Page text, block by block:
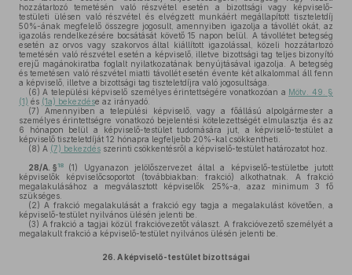
hozzátartozó temetésén való részvétel esetén a bizottsági vagy képviselő-
testületi ülésen való részvétel és elvégzett munkáért megállapított tiszteletdíj
50%-ának megfelelő összegre jogosult, amennyiben igazolja a távollét okát, az
igazolás rendelkezésére bocsátását követő 15 napon belül. A távollétet betegség
esetén az orvos vagy szakorvos által kiállított igazolással, közeli hozzátartozó
temetésén való részvétel esetén a képviselő, illetve bizottsági tag teljes bizonyító
erejű magánokiratba foglalt nyilatkozatának benyújtásával igazolja. A betegség
és temetésen való részvétel miatti távollét esetén évente két alkalommal áll fenn
a képviselő, illetve a bizottsági tag tiszteletdíjra való jogosultsága.
(6) A települési képviselő személyes érintettségére vonatkozóan a Mötv. 49. §
(1) és (1a) bekezdése az irányadó.
(7) Amennyiben a települési képviselő, vagy a főállású alpolgármester a
személyes érintettségre vonatkozó bejelentési kötelezettségét elmulasztja és az
6 hónapon belül a képviselő-testület tudomására jut, a képviselő-testület a
képviselő tiszteletdíját 12 hónapra legfeljebb 20%-kal csökkentheti.
(8) A (7) bekezdés szerinti csökkentésről a képviselő-testület határozatot hoz.
28/A. § 18 (1)
Ugyanazon jelölőszervezet által a képviselő-testületbe jutott
képviselők képviselőcsoportot (továbbiakban: frakció) alkothatnak. A frakció
megalakulásához a megválasztott képviselők 25%-a, azaz minimum 3 fő
szükséges.
(2) A frakció megalakulását a frakció egy tagja a megalakulást követően, a
képviselő-testület nyilvános ülésén jelenti be.
(3) A frakció a tagjai közül frakcióvezetőt választ. A frakcióvezető személyét a
megalakult frakció a képviselő-testület nyilvános ülésén jelenti be.
26. A képviselő-testület bizottságai